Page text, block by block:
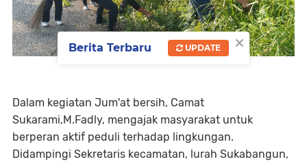
Dalam kegiatan Jum'at bersih, Camat
Sukarami,M.Fadly, mengajak masyarakat untuk
berperan aktif peduli terhadap lingkungan.
Didampingi Sekretaris kecamatan, lurah Sukabangun,
×
Berita Terbaru UPDATE